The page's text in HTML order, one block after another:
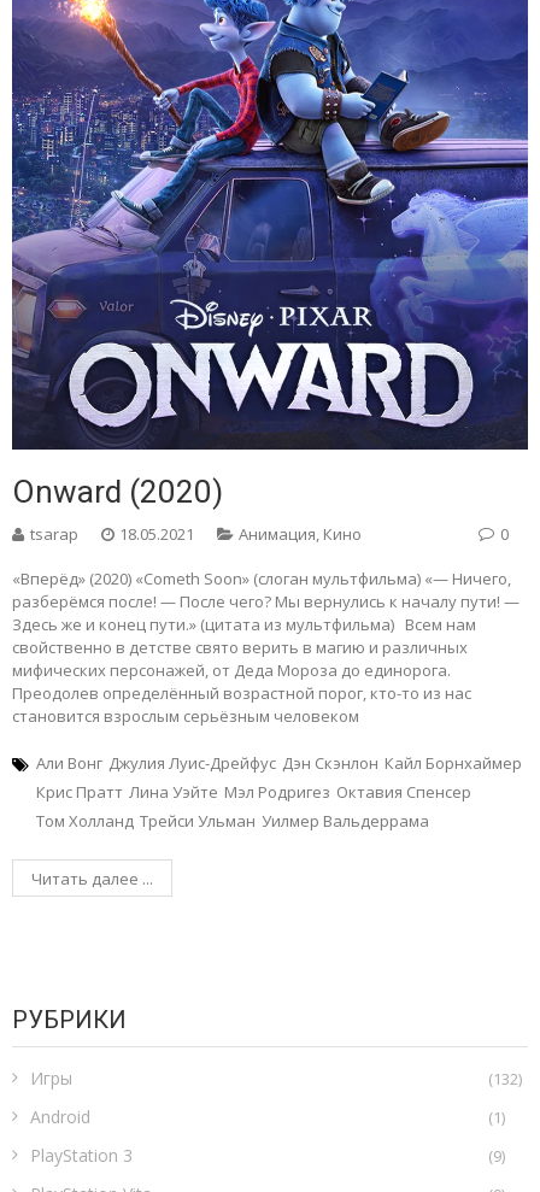
Onward (2020)
tsarap 18.05.2021 Анимация, Кино 0
«Вперёд» (2020) «Cometh Soon» (слоган мультфильма) «— Ничего,
разберёмся после! — После чего? Мы вернулись к началу пути! —
Здесь же и конец пути.» (цитата из мультфильма) Всем нам
свойственно в детстве свято верить в магию и различных
мифических персонажей, от Деда Мороза до единорога.
Преодолев определённый возрастной порог, кто-то из нас
становится взрослым серьёзным человеком
Али Вонг Джулия Луис-Дрейфус Дэн Скэнлон Кайл Борнхаймер
Крис Пратт Лина Уэйте Мэл Родригез Октавия Спенсер
Том Холланд Трейси Ульман Уилмер Вальдеррама
Читать далее ...
РУБРИКИ
Игры (132)
Android (1)
PlayStation 3 (9)